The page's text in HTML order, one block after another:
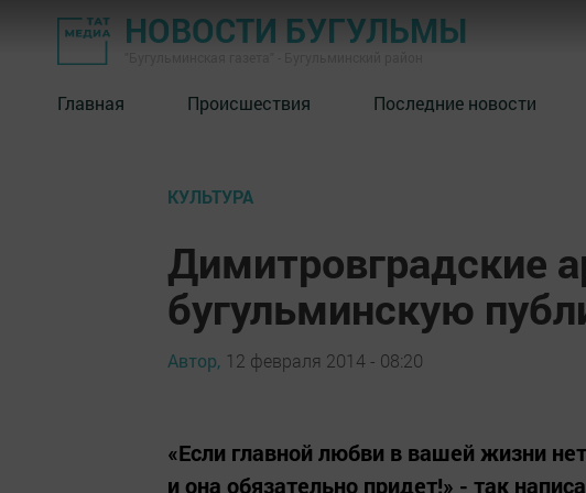
НОВОСТИ БУГУЛЬМЫ
Главная Происшествия Последние новости
КУЛЬТУРА
Димитровградские
бугульминскую
Автор, 12 февраля 2014 - 08:20
«Если главной любви в вашей жизни
и она обязательно придет!» - так